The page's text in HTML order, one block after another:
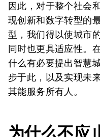
因此，对于整个社会
现创新和数字转型的
型，我们得以使城市
同时也更具适应性。
什么有必要提出智慧
步于此，以及实现未
其能服务所有人。
为什么不应